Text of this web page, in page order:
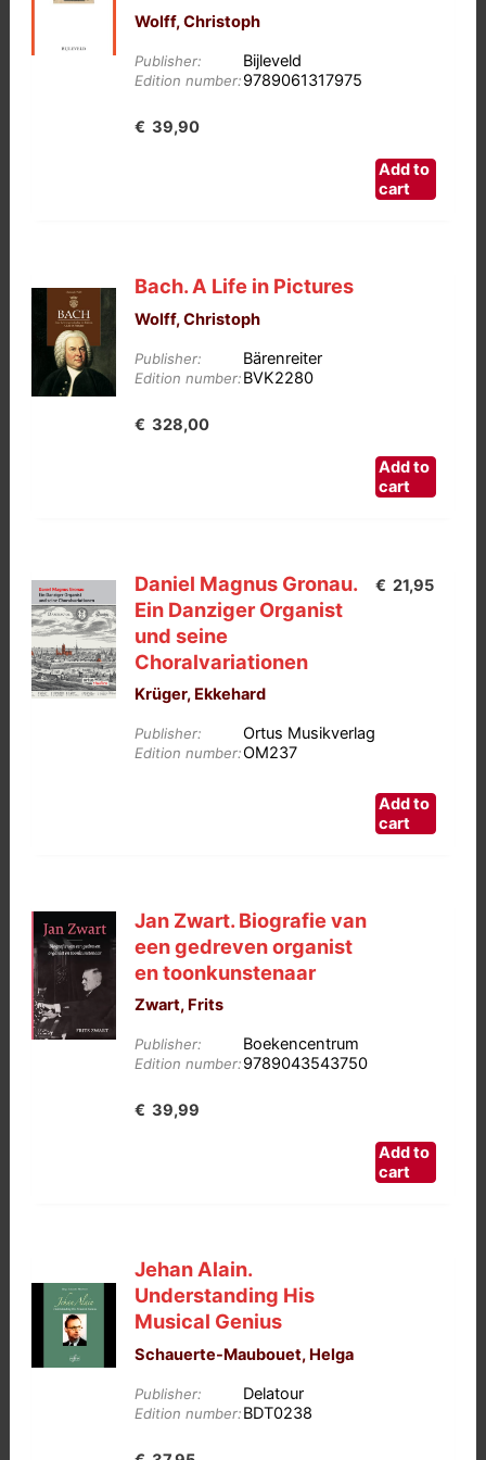
Wolff, Christoph
Publisher: Bijleveld
Edition number:9789061317975
€ 39,90
Add to
cart
Bach. A Life in Pictures
Wolff, Christoph
Publisher: Bärenreiter
Edition number:BVK2280
€ 328,00
Add to
cart
Daniel Magnus Gronau.
Ein Danziger Organist
und seine
Choralvariationen
Krüger, Ekkehard
Publisher: Ortus Musikverlag
Edition number:OM237
€ 21,95
Add to
cart
Jan Zwart. Biografie van
een gedreven organist
en toonkunstenaar
Zwart, Frits
Publisher: Boekencentrum
Edition number:9789043543750
€ 39,99
Add to
cart
Jehan Alain.
Understanding His
Musical Genius
Schauerte-Maubouet, Helga
Publisher: Delatour
Edition number:BDT0238